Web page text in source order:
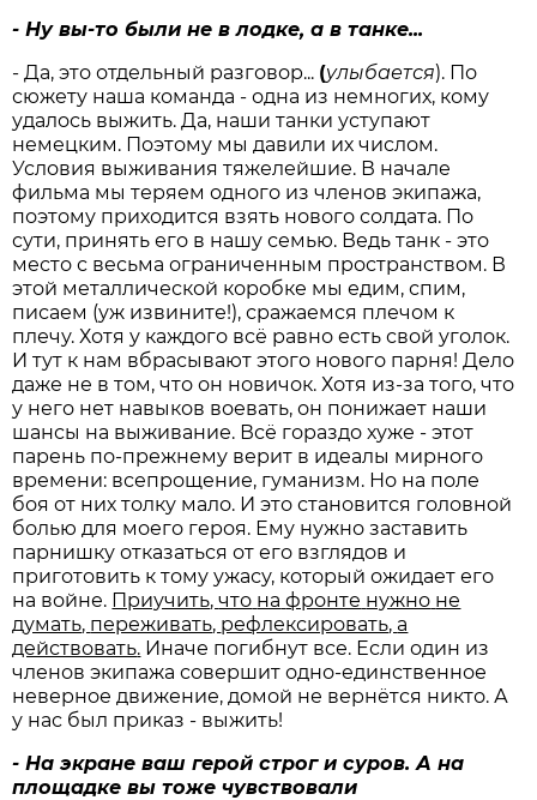
- Ну вы-то были не в лодке, а в танке...
- Да, это отдельный разговор... (улыбается). По
сюжету наша команда - одна из немногих, кому
удалось выжить. Да, наши танки уступают
немецким. Поэтому мы давили их числом.
Условия выживания тяжелейшие. В начале
фильма мы теряем одного из членов экипажа,
поэтому приходится взять нового солдата. По
сути, принять его в нашу семью. Ведь танк - это
место с весьма ограниченным пространством. В
этой металлической коробке мы едим, спим,
писаем (уж извините!), сражаемся плечом к
плечу. Хотя у каждого всё равно есть свой уголок.
И тут к нам вбрасывают этого нового парня! Дело
даже не в том, что он новичок. Хотя из-за того, что
у него нет навыков воевать, он понижает наши
шансы на выживание. Всё гораздо хуже - этот
парень по-прежнему верит в идеалы мирного
времени: всепрощение, гуманизм. Но на поле
боя от них толку мало. И это становится головной
болью для моего героя. Ему нужно заставить
парнишку отказаться от его взглядов и
приготовить к тому ужасу, который ожидает его
на войне. Приучить,что на фронте нужно не
думать, переживать, рефлексировать, а
действовать. Иначе погибнут все. Если один из
членов экипажа совершит одно-единственное
неверное движение, домой не вернётся никто. А
у нас был приказ - выжить!
- На экране ваш герой строг и суров. А на
площадке вы тоже чувствовали